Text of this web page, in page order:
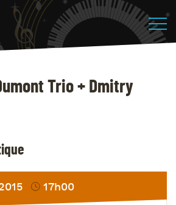
Trio + Dmitry
17h00